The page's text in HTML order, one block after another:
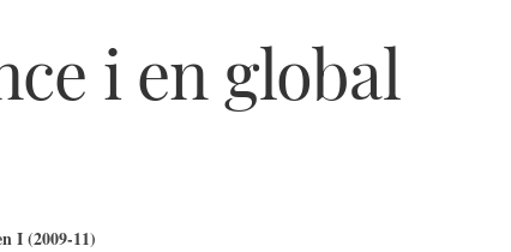
i en global
I (2009-11)